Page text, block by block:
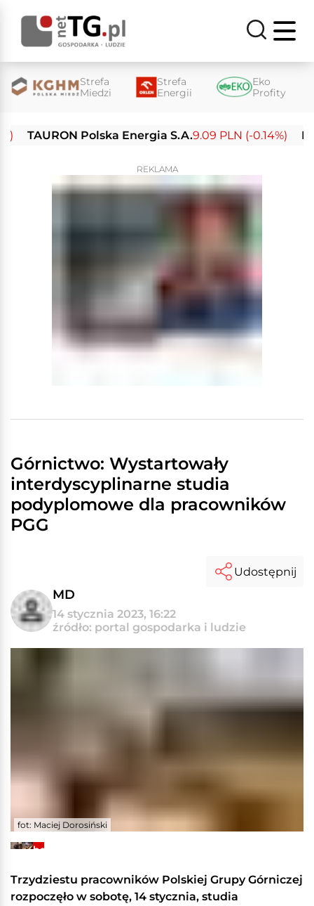
Strefa
Miedzi
Strefa
Energii
Eko
Profity
Polska Energia S.A.9.09 PLN (-0.14%) Enea
REKLAMA
Górnictwo: Wystartowały
interdyscyplinarne studia
podyplomowe dla pracowników
PGG
MD
14 stycznia 2023, 16:22
źródło: portal gospodarka i ludzie
Udostępnij
fot: Maciej Dorosiński
+8
Zobacz
Trzydziestu pracowników Polskiej Grupy Górniczej
rozpoczęło w sobotę, 14 stycznia, studia